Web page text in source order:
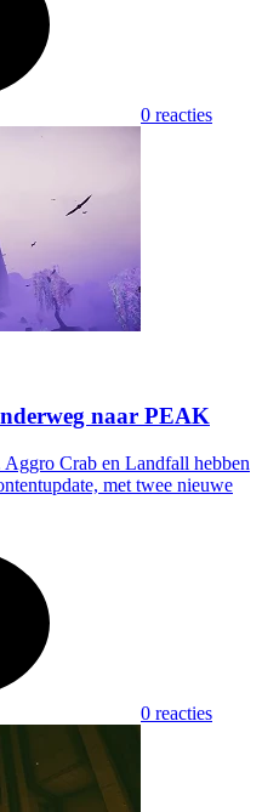
0 reacties
naar PEAK
Crab en Landfall hebben
met twee nieuwe
0 reacties